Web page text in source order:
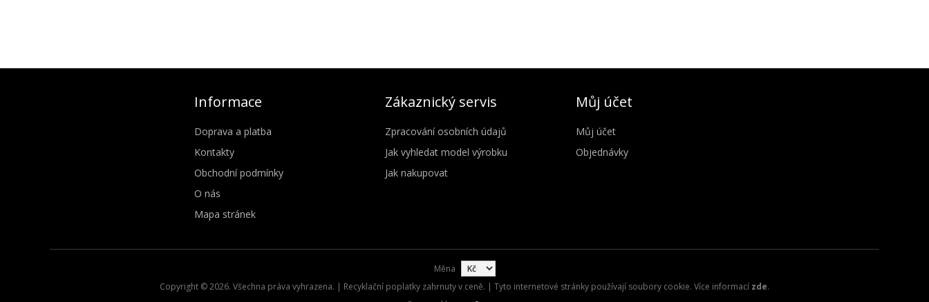
Informace
Doprava a platba
Kontakty
Obchodní podmínky
O nás
Mapa stránek
Zákaznický servis
Zpracování osobních údajů
Jak vyhledat model výrobku
Jak nakupovat
Můj účet
Můj účet
Objednávky
Měna
Copyright © 2026. Všechna práva vyhrazena. | Recyklační poplatky zahrnuty v ceně. | Tyto internetové stránky používají soubory cookie. Více informací zde.